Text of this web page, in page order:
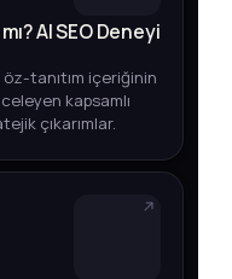
AI SEO Deneyi
tanıtım içeriğinin
kapsamlı
çıkarımlar.